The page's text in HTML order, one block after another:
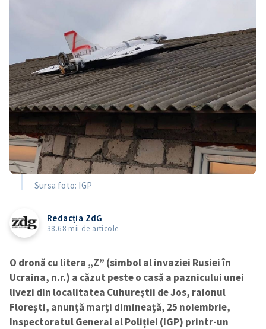
Sursa foto: IGP
Redacția ZdG
38.68 mii de articole
O dronă cu litera „Z” (simbol al invaziei Rusiei în
Ucraina, n.r.) a căzut peste o casă a paznicului unei
livezi din localitatea Cuhureştii de Jos, raionul
Florești, anunță marți dimineață, 25 noiembrie,
Inspectoratul General al Poliției (IGP) printr-un